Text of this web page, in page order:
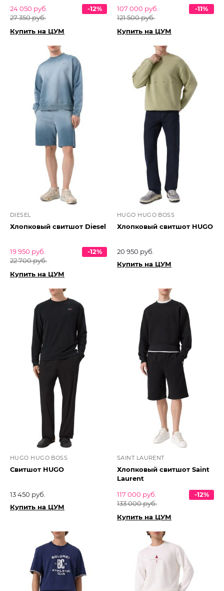
24 050 руб.
27 350 руб.
-12%
Купить на ЦУМ
107 000 руб.
121 500 руб.
-11%
Купить на ЦУМ
DIESEL
Хлопковый свитшот Diesel
19 950 руб.
22 700 руб.
-12%
Купить на ЦУМ
HUGO HUGO BOSS
Хлопковый свитшот HUGO
20 950 руб.
Купить на ЦУМ
HUGO HUGO BOSS
Свитшот HUGO
13 450 руб.
Купить на ЦУМ
SAINT LAURENT
Хлопковый свитшот Saint
Laurent
117 000 руб.
133 000 руб.
-12%
Купить на ЦУМ